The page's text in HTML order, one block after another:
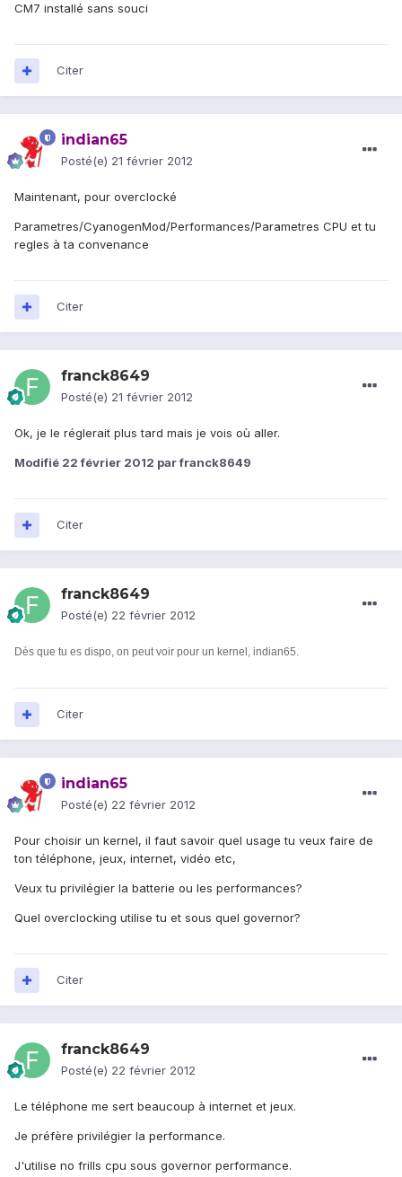
CM7 installé sans souci
Citer
indian65
Posté(e) 21 février 2012
Maintenant, pour overclocké
Parametres/CyanogenMod/Performances/Parametres CPU et tu
regles à ta convenance
Citer
franck8649
Posté(e) 21 février 2012
Ok, je le réglerait plus tard mais je vois où aller.
Modifié 22 février 2012 par franck8649
Citer
franck8649
Posté(e) 22 février 2012
Dès que tu es dispo, on peut voir pour un kernel, indian65.
Citer
indian65
Posté(e) 22 février 2012
Pour choisir un kernel, il faut savoir quel usage tu veux faire de
ton téléphone, jeux, internet, vidéo etc,
Veux tu privilégier la batterie ou les performances?
Quel overclocking utilise tu et sous quel governor?
Citer
franck8649
Posté(e) 22 février 2012
Le téléphone me sert beaucoup à internet et jeux.
Je préfère privilégier la performance.
J'utilise no frills cpu sous governor performance.